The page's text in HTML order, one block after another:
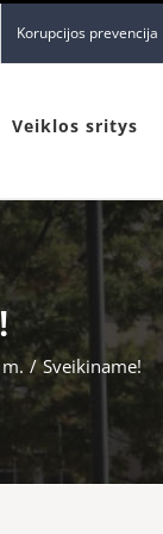
Korupcijos prevencija
Veiklos sritys
/ Sveikiname!